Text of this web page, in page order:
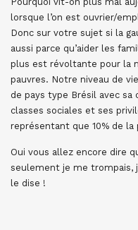
lorsque l’on est ouvrier/
Donc sur votre sujet si la
aussi parce qu’aider les
plus est révoltante pour la
pauvres. Notre niveau de
de pays type Brésil avec sa
classes sociales et ses
représentant que 10% de la
Oui vous allez encore dire
seulement je me trompais,
le dise !